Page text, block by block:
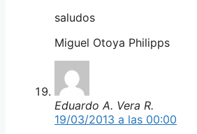
saludos
Miguel Otoya Philipps
Eduardo A. Vera R.
19/03/2013 a las 00:00